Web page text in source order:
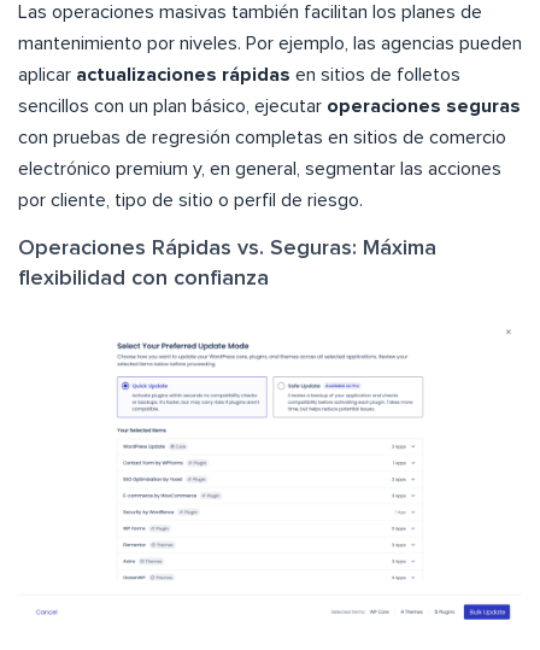
Las operaciones masivas también facilitan los planes de
mantenimiento por niveles. Por ejemplo, las agencias pueden
aplicar actualizaciones rápidas en sitios de folletos
sencillos con un plan básico, ejecutar operaciones seguras
con pruebas de regresión completas en sitios de comercio
electrónico premium y, en general, segmentar las acciones
por cliente, tipo de sitio o perfil de riesgo.
Operaciones Rápidas vs. Seguras: Máxima
flexibilidad con confianza